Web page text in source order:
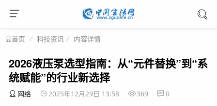
首页 科技资讯 内容详情
2026液压泵选型指南：从“元件替换”到“系
统赋能”的行业新选择
网络 2025年12月29日 13:58 369 0